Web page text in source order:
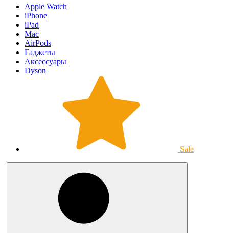
Apple Watch
iPhone
iPad
Mac
AirPods
Гаджеты
Аксессуары
Dyson
Sale